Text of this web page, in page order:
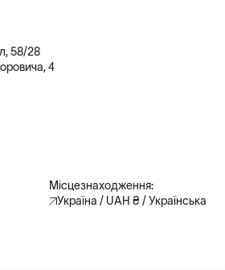
58/28
4
Місцезнаходження:
Україна / UAH ₴ / Українська